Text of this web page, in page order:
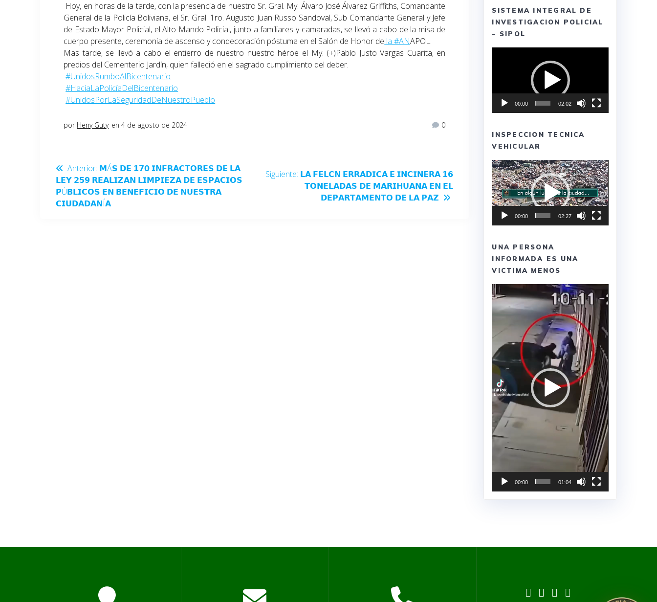
Hoy, en horas de la tarde, con la presencia de nuestro Sr. Gral. My. Álvaro José Álvarez Griffiths, Comandante
General de la Policía Boliviana, el Sr. Gral. 1ro. Augusto Juan Russo Sandoval, Sub Comandante General y Jefe
de Estado Mayor Policial, el Alto Mando Policial, junto a familiares y camaradas, se llevó a cabo de la misa de
cuerpo presente, ceremonia de ascenso y condecoración póstuma en el Salón de Honor de la #ANAPOL.
Mas tarde, se llevó a cabo el entierro de nuestro nuestro héroe el My. (+)Pablo Justo Vargas Cuarita, en
predios del Cementerio Jardín, quien falleció en el sagrado cumplimiento del deber.
#UnidosRumboAlBicentenario
#HaciaLaPolicíaDelBicentenario
#UnidosPorLaSeguridadDeNuestroPueblo
por Heny Guty en 4 de agosto de 2024 0
Anterior: 𝗠Á𝗦 𝗗𝗘 𝟭𝟳𝟬 𝗜𝗡𝗙𝗥𝗔𝗖𝗧𝗢𝗥𝗘𝗦 𝗗𝗘 𝗟𝗔
𝗟𝗘𝗬 𝟮𝟱𝟵 𝗥𝗘𝗔𝗟𝗜𝗭𝗔𝗡 𝗟𝗜𝗠𝗣𝗜𝗘𝗭𝗔 𝗗𝗘 𝗘𝗦𝗣𝗔𝗖𝗜𝗢𝗦
𝗣Ú𝗕𝗟𝗜𝗖𝗢𝗦 𝗘𝗡 𝗕𝗘𝗡𝗘𝗙𝗜𝗖𝗜𝗢 𝗗𝗘 𝗡𝗨𝗘𝗦𝗧𝗥𝗔
𝗖𝗜𝗨𝗗𝗔𝗗𝗔𝗡Í𝗔
Siguiente: 𝗟𝗔 𝗙𝗘𝗟𝗖𝗡 𝗘𝗥𝗥𝗔𝗗𝗜𝗖𝗔 𝗘 𝗜𝗡𝗖𝗜𝗡𝗘𝗥𝗔 𝟭𝟲
𝗧𝗢𝗡𝗘𝗟𝗔𝗗𝗔𝗦 𝗗𝗘 𝗠𝗔𝗥𝗜𝗛𝗨𝗔𝗡𝗔 𝗘𝗡 𝗘𝗟
𝗗𝗘𝗣𝗔𝗥𝗧𝗔𝗠𝗘𝗡𝗧𝗢 𝗗𝗘 𝗟𝗔 𝗣𝗔𝗭
SISTEMA INTEGRAL DE
INVESTIGACION POLICIAL
– SIPOL
00:00 02:02
INSPECCION TECNICA
VEHICULAR
Reproductor
de
vídeo
00:00 02:27
UNA PERSONA
INFORMADA ES UNA
VICTIMA MENOS
Reproductor
de
vídeo
00:00 01:04